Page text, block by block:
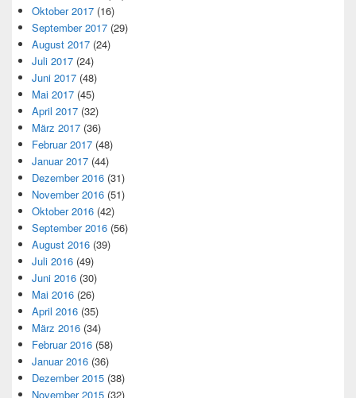
Oktober 2017 (16)
September 2017 (29)
August 2017 (24)
Juli 2017 (24)
Juni 2017 (48)
Mai 2017 (45)
April 2017 (32)
März 2017 (36)
Februar 2017 (48)
Januar 2017 (44)
Dezember 2016 (31)
November 2016 (51)
Oktober 2016 (42)
September 2016 (56)
August 2016 (39)
Juli 2016 (49)
Juni 2016 (30)
Mai 2016 (26)
April 2016 (35)
März 2016 (34)
Februar 2016 (58)
Januar 2016 (36)
Dezember 2015 (38)
November 2015 (32)